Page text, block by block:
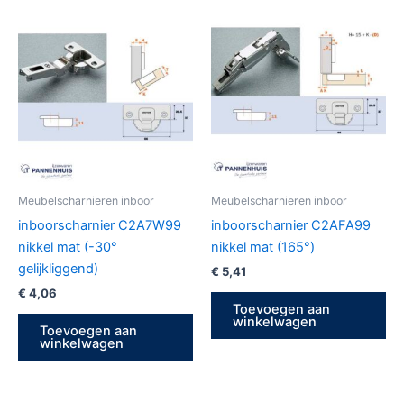
Meubelscharnieren inboor
inboorscharnier C2A7W99
nikkel mat (-30°
gelijkliggend)
€ 4,06
Toevoegen aan
winkelwagen
Meubelscharnieren inboor
inboorscharnier C2AFA99
nikkel mat (165°)
€ 5,41
Toevoegen aan
winkelwagen